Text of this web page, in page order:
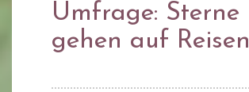
Umfrage: Sterne
gehen auf Reisen